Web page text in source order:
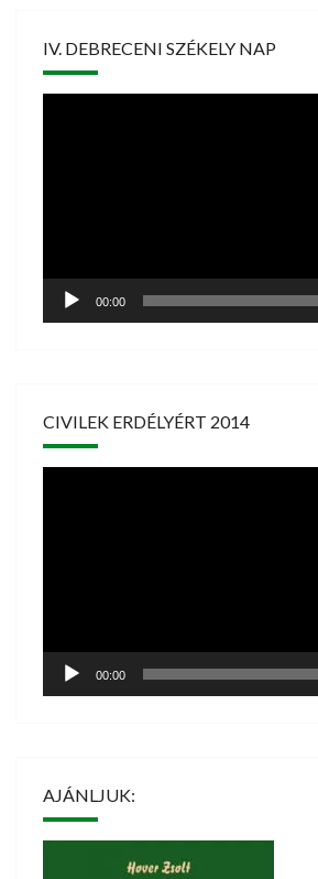
IV. DEBRECENI SZÉKELY NAP
00:00
CIVILEK ERDÉLYÉRT 2014
00:00
AJÁNLJUK: